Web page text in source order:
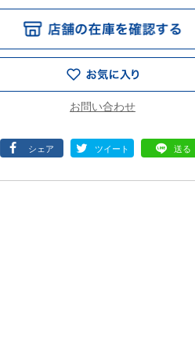
シェア ツイート 送る